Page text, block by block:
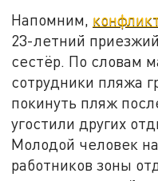
Напомним,
23-летний
сестёр. По словам
сотрудники пляжа
покинуть пляж
угостили других
Молодой человек
работников зоны